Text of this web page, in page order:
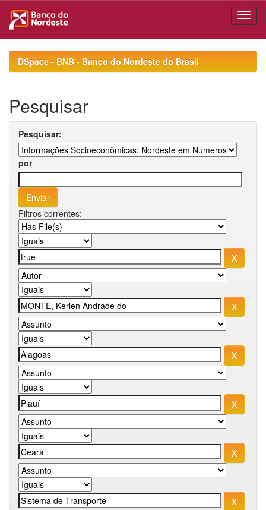
navigationDSpace - BNB - Banco do Nordeste do Brasil
Pesquisar
Pesquisar:
por
Filtros correntes: